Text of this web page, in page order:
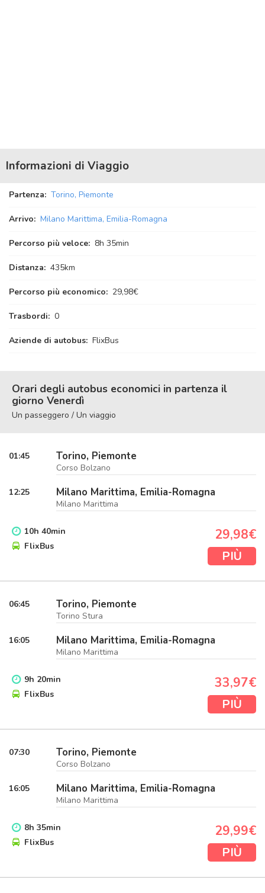
Informazioni di Viaggio
Partenza: Torino, Piemonte
Arrivo: Milano Marittima, Emilia-Romagna
Percorso più veloce: 8h 35min
Distanza: 435km
Percorso più economico: 29,98€
Trasbordi: 0
Aziende di autobus: FlixBus
Orari degli autobus economici in partenza il
giorno Venerdì
Un passeggero / Un viaggio
01:45 Torino, Piemonte
Corso Bolzano
12:25 Milano Marittima, Emilia-Romagna
Milano Marittima
10h 40min
FlixBus
29,98€
PIÙ
06:45 Torino, Piemonte
Torino Stura
16:05 Milano Marittima, Emilia-Romagna
Milano Marittima
9h 20min
FlixBus
33,97€
PIÙ
07:30 Torino, Piemonte
Corso Bolzano
16:05 Milano Marittima, Emilia-Romagna
Milano Marittima
8h 35min
FlixBus
29,99€
PIÙ